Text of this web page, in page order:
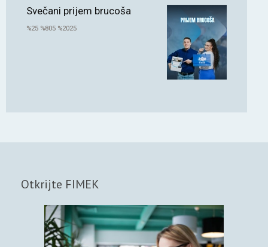
Svečani prijem brucoša
%25 %805 %2025
Otkrijte FIMEK